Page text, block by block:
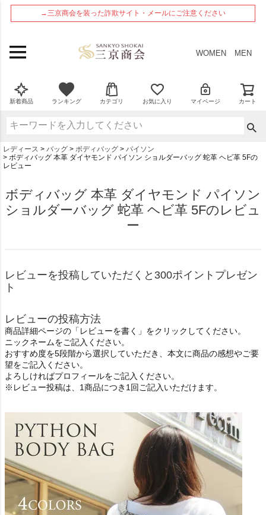
→三京商会を装った詐欺サイト・メールにご注意ください
WOMEN MEN
新着商品 ランキング カテゴリ お気に入り マイページ カート
レディース バッグ ボディバッグ
パイソン
ボディバッグ 本革 ダイヤモンド パイソン ショルダーバッグ 蛇革 ヘビ革 5Fの
レビュー
ボディバッグ 本革 ダイヤモンド パイソン
ショルダーバッグ 蛇革 ヘビ革 5Fのレビュ
ー
レビューを投稿していただくと300ポイントプレゼン
ト
レビューの投稿方法
商品詳細ページの「レビューを書く」をクリックしてください。
ニックネームをご記入ください。
おすすめ度を5段階から選択していただき、本文に商品の感想やご要
望をご記入ください。
よろしければプロフィールをご記入ください。
※レビュー投稿は、1商品につき1回ご記入いただけます。
ペー